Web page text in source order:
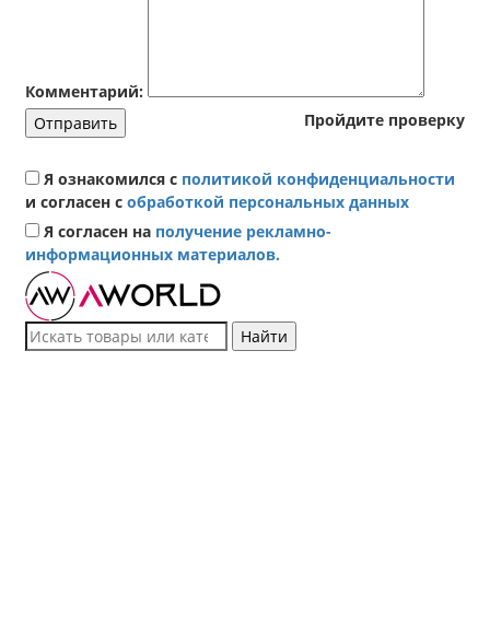
Комментарий:
Пройдите проверку
Отправить
Я ознакомился с политикой конфиденциальности
и согласен с обработкой персональных данных
Я согласен на получение рекламно-
информационных материалов.
Найти